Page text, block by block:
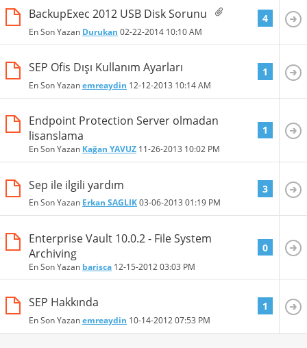
BackupExec 2012 USB Disk Sorunu
En Son Yazan Durukan 02-22-2014 10:10 AM
4
SEP Ofis Dışı Kullanım Ayarları
En Son Yazanemreaydin 12-12-2013 10:14 AM
1
Endpoint Protection Server olmadan
lisanslama
En Son Yazan Kağan YAVUZ 11-26-2013 10:02 PM
1
Sep ile ilgili yardım
En Son Yazan Erkan SAGLIK03-06-2013 01:19 PM
3
Enterprise Vault 10.0.2 - File System
Archiving
En Son Yazan barisca 12-15-201203:03 PM
0
SEP Hakkında
En Son Yazanemreaydin 10-14-201207:53 PM
1